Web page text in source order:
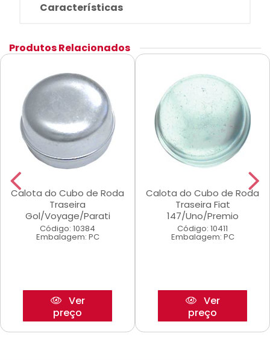
Características
Produtos Relacionados
Calota do Cubo de Roda
Traseira
Gol/Voyage/Parati
Código: 10384
Embalagem: PC
Ver
preço
Calota do Cubo de Roda
Traseira Fiat
147/Uno/Premio
Código: 10411
Embalagem: PC
Ver
preço